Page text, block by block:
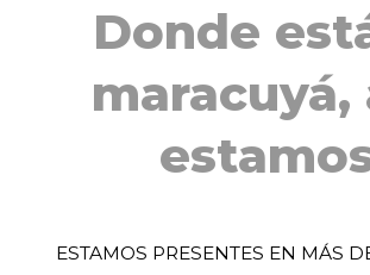
Donde
maracuyá,
ESTAMOS PRESENTES EN MÁS